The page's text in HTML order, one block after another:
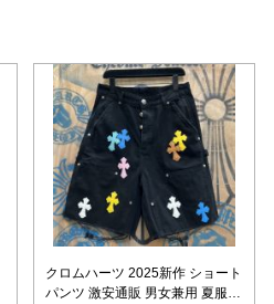
クロムハーツ 2025新作 ショート
パンツ 激安通販 男女兼用 夏服